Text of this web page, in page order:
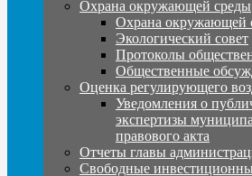
Охрана окружающей среды
Охрана окружающей
Экологический совет
Протоколы
Общественные
Оценка регулирующего
Уведомления о
экспертизы
правового акта
Отчеты главы
Свободные